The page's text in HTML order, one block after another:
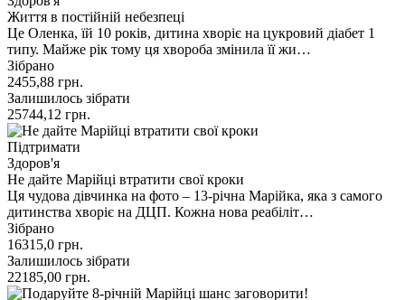
Життя в постійній небезпеці
Це Оленка, їй 10 років, дитина хворіє на цукровий діабет 1
типу. Майже рік тому ця хвороба змінила її жи…
Зібрано
2455,88 грн.
Залишилось зібрати
25744,12 грн.
Підтримати
Здоров'я
Не дайте Марійці втратити свої кроки
Ця чудова дівчинка на фото – 13-річна Марійка, яка з самого
дитинства хворіє на ДЦП. Кожна нова реабіліт…
Зібрано
16315,0 грн.
Залишилось зібрати
22185,00 грн.